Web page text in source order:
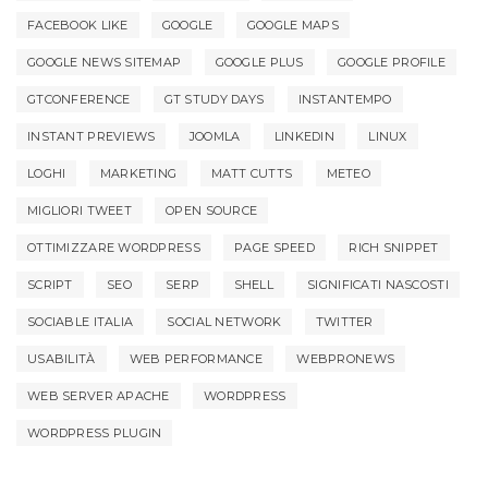
FACEBOOK LIKE GOOGLE GOOGLE MAPS
GOOGLE NEWS SITEMAP GOOGLE PLUS GOOGLE PROFILE
GTCONFERENCE GT STUDY DAYS INSTANTEMPO
INSTANT PREVIEWS JOOMLA LINKEDIN LINUX
LOGHI MARKETING MATT CUTTS METEO
MIGLIORI TWEET OPEN SOURCE
OTTIMIZZARE WORDPRESS PAGE SPEED RICH SNIPPET
SCRIPT SEO SERP SHELL SIGNIFICATI NASCOSTI
SOCIABLE ITALIA SOCIAL NETWORK TWITTER
USABILITÀ WEB PERFORMANCE WEBPRONEWS
WEB SERVER APACHE WORDPRESS
WORDPRESS PLUGIN